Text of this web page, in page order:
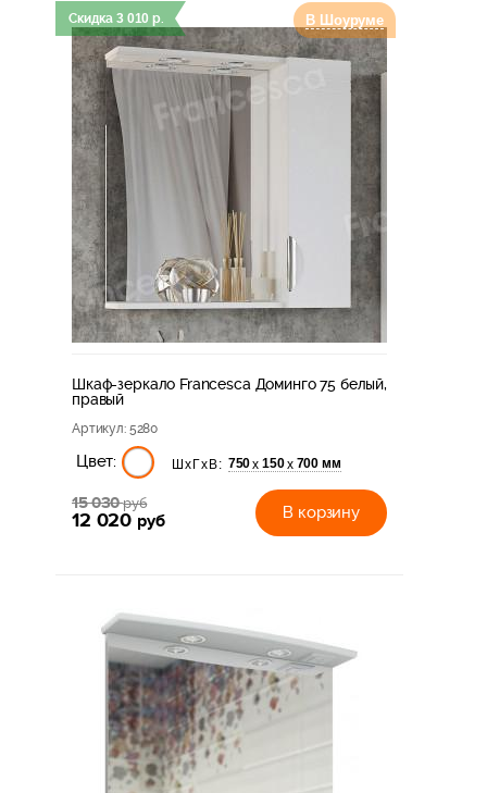
Скидка 3 010 р. В Шоуруме
Шкаф-зеркало Francesca Доминго 75 белый,
правый
Артикул: 5280
Цвет: ШхГхВ: 750х 150х 700 мм
15 030руб
12 020 руб В корзину